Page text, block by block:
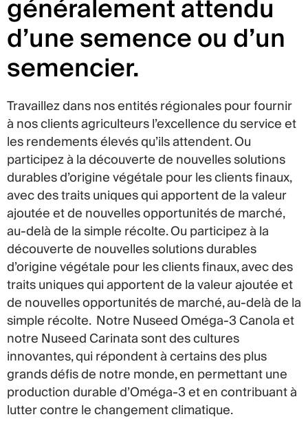
généralement attendu
d’une semence ou d’un
semencier.
Travaillez dans nos entités régionales pour fournir
à nos clients agriculteurs l’excellence du service et
les rendements élevés qu’ils attendent. Ou
participez à la découverte de nouvelles solutions
durables d’origine végétale pour les clients finaux,
avec des traits uniques qui apportent de la valeur
ajoutée et de nouvelles opportunités de marché,
au-delà de la simple récolte. Ou participez à la
découverte de nouvelles solutions durables
d’origine végétale pour les clients finaux, avec des
traits uniques qui apportent de la valeur ajoutée et
de nouvelles opportunités de marché, au-delà de la
simple récolte. Notre Nuseed Oméga-3 Canola et
notre Nuseed Carinata sont des cultures
innovantes, qui répondent à certains des plus
grands défis de notre monde, en permettant une
production durable d’Oméga-3 et en contribuant à
lutter contre le changement climatique.